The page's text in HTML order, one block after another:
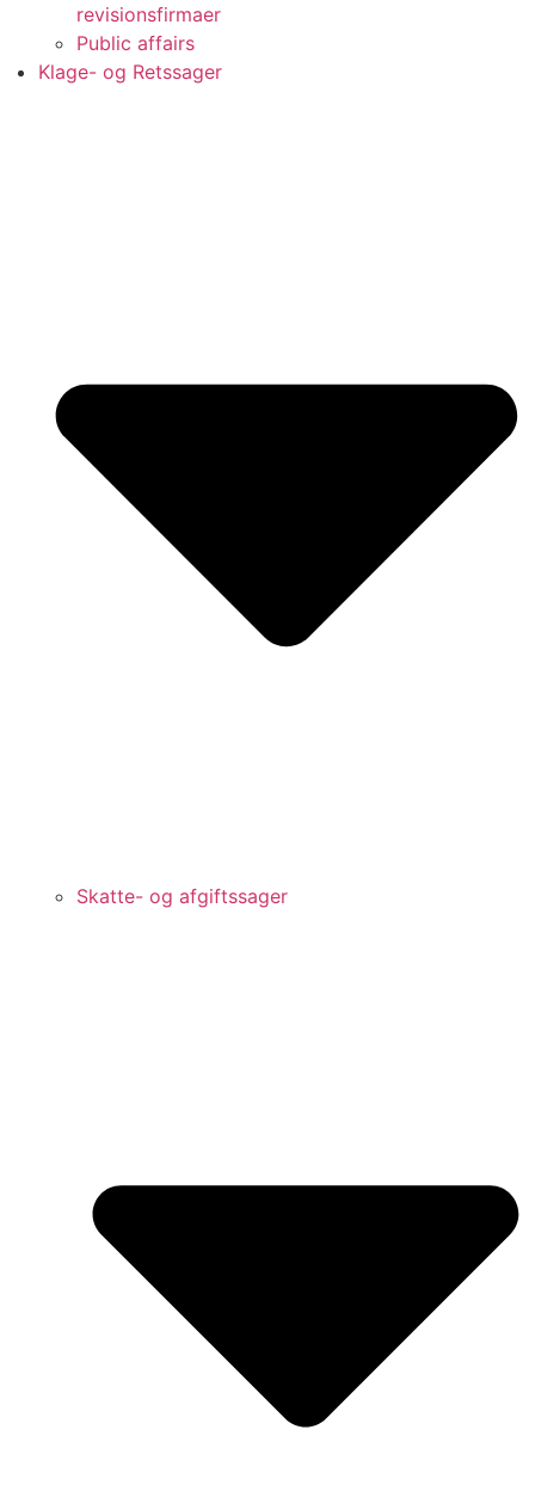
revisionsfirmaer
Public affairs
Klage- og Retssager
Skatte- og afgiftssager